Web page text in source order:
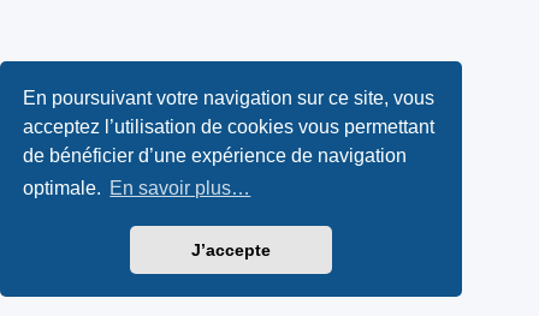
En poursuivant votre navigation sur ce site, vous
acceptez l’utilisation de cookies vous permettant
de bénéficier d’une expérience de navigation
optimale. En savoir plus…
J’accepte